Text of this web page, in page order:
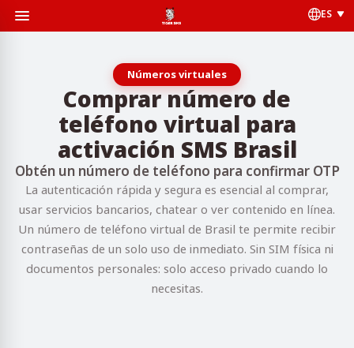
ES
Números virtuales
Comprar número de
teléfono virtual para
activación SMS Brasil
Obtén un número de teléfono para confirmar OTP
La autenticación rápida y segura es esencial al comprar,
usar servicios bancarios, chatear o ver contenido en línea.
Un número de teléfono virtual de Brasil te permite recibir
contraseñas de un solo uso de inmediato. Sin SIM física ni
documentos personales: solo acceso privado cuando lo
necesitas.